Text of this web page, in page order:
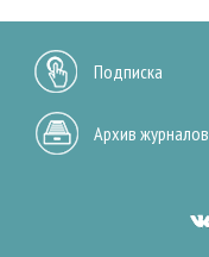
Подписка
Архив журналов